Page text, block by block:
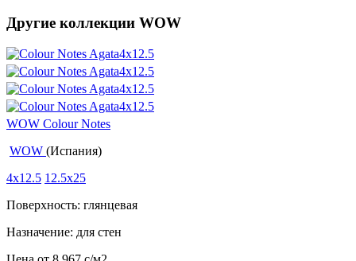
Другие коллекции WOW
WOW Colour Notes
WOW (Испания)
4x12.5 12.5x25
Поверхность: глянцевая
Назначение: для стен